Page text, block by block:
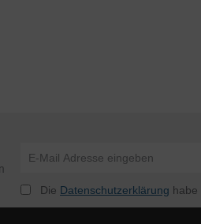
Die Datenschutzerklärung habe